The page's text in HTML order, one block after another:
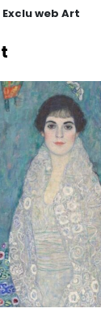
Exclu web Art